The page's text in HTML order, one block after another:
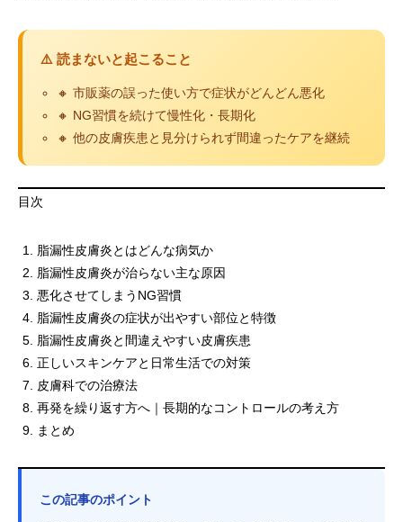
⚠️ 読まないと起こること
🔸 市販薬の誤った使い方で症状がどんどん悪化
🔸 NG習慣を続けて慢性化・長期化
🔸 他の皮膚疾患と見分けられず間違ったケアを継続
目次
脂漏性皮膚炎とはどんな病気か
脂漏性皮膚炎が治らない主な原因
悪化させてしまうNG習慣
脂漏性皮膚炎の症状が出やすい部位と特徴
脂漏性皮膚炎と間違えやすい皮膚疾患
正しいスキンケアと日常生活での対策
皮膚科での治療法
再発を繰り返す方へ｜長期的なコントロールの考え方
まとめ
この記事のポイント